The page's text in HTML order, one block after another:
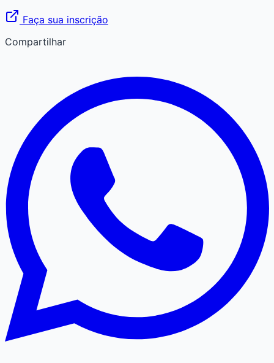
Faça sua inscrição
Compartilhar